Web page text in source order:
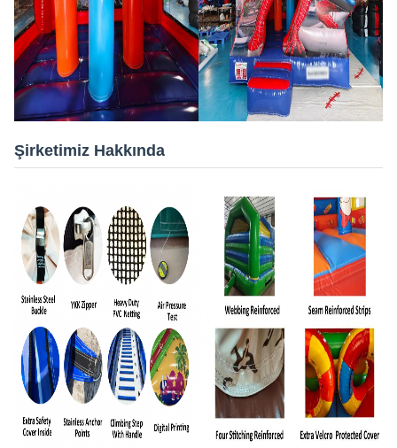
Şirketimiz Hakkında